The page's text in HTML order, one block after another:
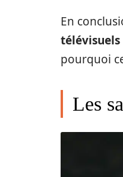
En
télévisuels
pourquoi
Les